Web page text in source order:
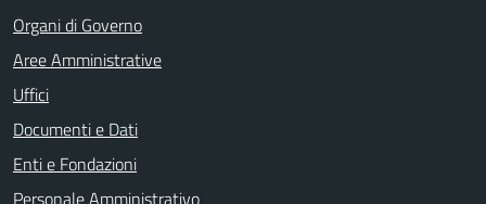
Organi di Governo
Aree Amministrative
Uffici
Documenti e Dati
Enti e Fondazioni
Personale Amministrativo